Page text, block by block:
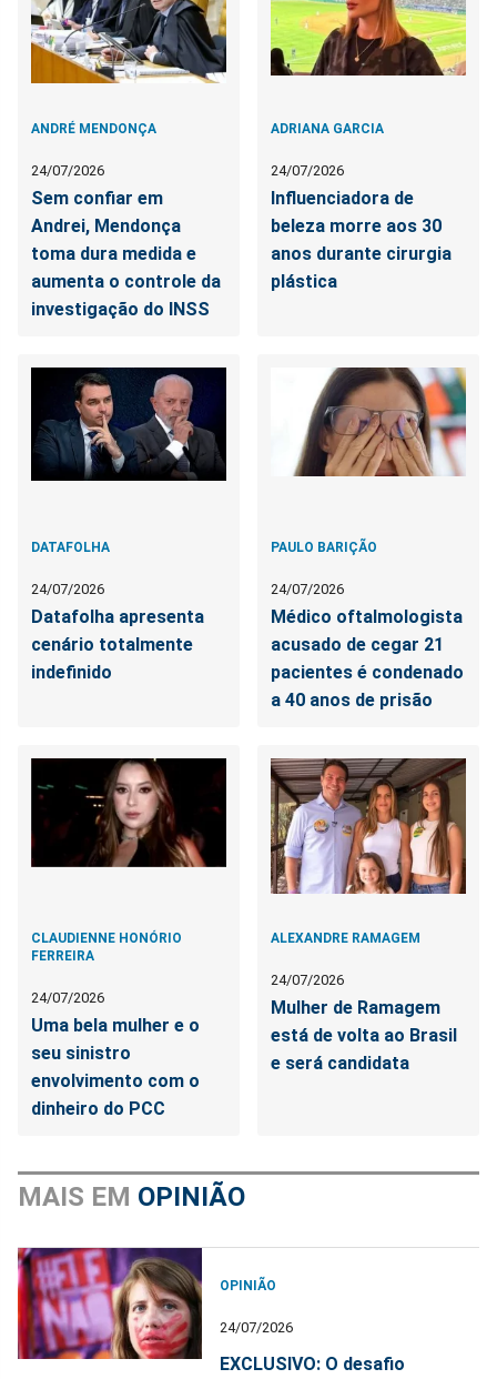
ANDRÉ MENDONÇA
24/07/2026
Sem confiar em
Andrei, Mendonça
toma dura medida e
aumenta o controle da
investigação do INSS
ADRIANA GARCIA
24/07/2026
Influenciadora de
beleza morre aos 30
anos durante cirurgia
plástica
DATAFOLHA
24/07/2026
Datafolha apresenta
cenário totalmente
indefinido
PAULO BARIÇÃO
24/07/2026
Médico oftalmologista
acusado de cegar 21
pacientes é condenado
a 40 anos de prisão
CLAUDIENNE HONÓRIO
FERREIRA
24/07/2026
Uma bela mulher e o
seu sinistro
envolvimento com o
dinheiro do PCC
ALEXANDRE RAMAGEM
24/07/2026
Mulher de Ramagem
está de volta ao Brasil
e será candidata
MAIS EM OPINIÃO
OPINIÃO
24/07/2026
EXCLUSIVO: O desafio